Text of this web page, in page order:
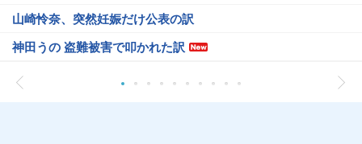
山崎怜奈、突然妊娠だけ公表の訳
神田うの 盗難被害で叩かれた訳